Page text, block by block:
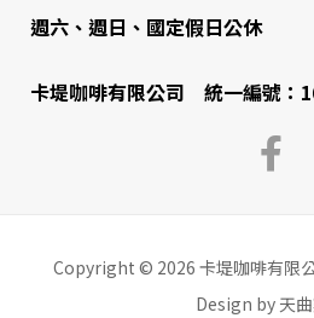
週六、週日、國定假日公休
卡堤咖啡有限公司 統一編號：
Copyright © 2026 卡堤咖啡有限
Design by 天